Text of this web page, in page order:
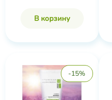
В корзину
-15%